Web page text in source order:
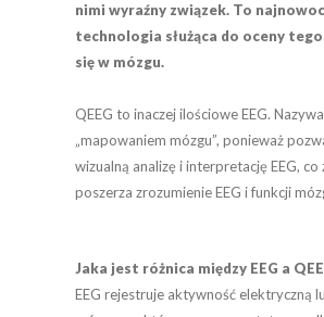
Jaka jest różnica między EEG a
EEG rejestruje aktywność elektryczną
nimi wyraźny związek. To
technologia służąca do oceny
się w mózgu.
QEEG to inaczej ilościowe EEG.
„mapowaniem mózgu”, ponieważ
wizualną analizę i interpretację EEG, co
poszerza zrozumienie EEG i funkcji